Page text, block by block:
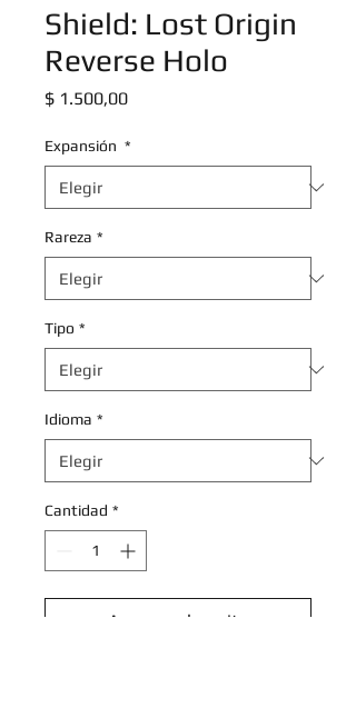
Shield: Lost Origin
Reverse Holo
$ 1.500,00Precio
Expansión *
Rareza *
Tipo *
Idioma *
Cantidad *
Agregar al carrito